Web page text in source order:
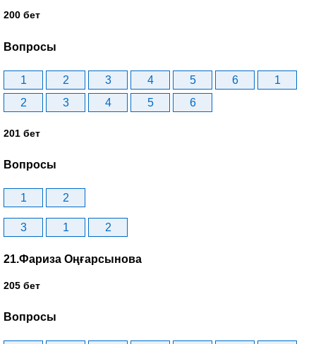
200 бет
Вопросы
1 2 3 4 5 6
1
2
3 4 5 6
201 бет
Вопросы
1 2
3 1 2
21.Фариза Оңғарсынова
205 бет
Вопросы